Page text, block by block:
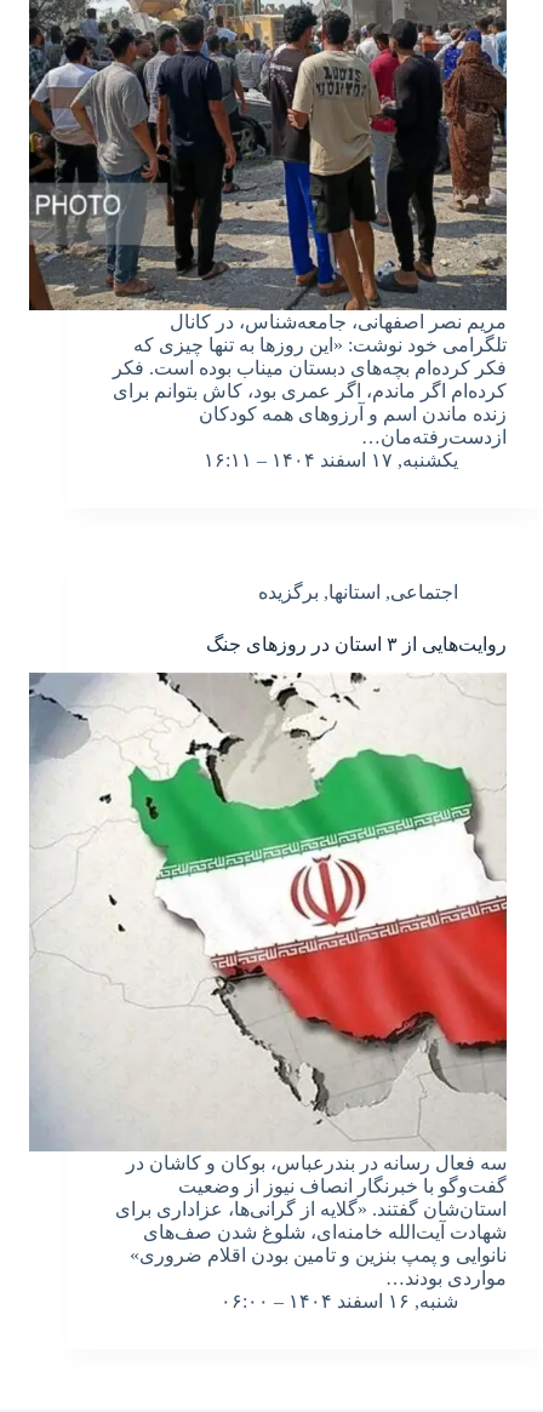
مریم نصر اصفهانی، جامعه‌شناس، در کانال
تلگرامی خود نوشت: «این روزها به تنها چیزی که
فکر کرده‌ام بچه‌های دبستان میناب بوده است. فکر
کرده‌ام اگر ماندم، اگر عمری بود، کاش بتوانم برای
زنده ماندن اسم و آرزوهای همه کودکان
ازدست‌رفته‌مان…
یکشنبه, ۱۷ اسفند ۱۴۰۴ – ۱۶:۱۱
اجتماعی, استانها, برگزیده
روایت‌هایی از ۳ استان در روزهای جنگ
سه فعال رسانه در بندرعباس، بوکان و کاشان در
گفت‌وگو با خبرنگار انصاف نیوز از وضعیت
استان‌شان گفتند. «گلایه از گرانی‌ها، عزاداری برای
شهادت آیت‌الله خامنه‌ای، شلوغ شدن صف‌های
نانوایی و پمپ بنزین و تامین بودن اقلام ضروری»
مواردی بودند…
شنبه, ۱۶ اسفند ۱۴۰۴ – ۰۶:۰۰